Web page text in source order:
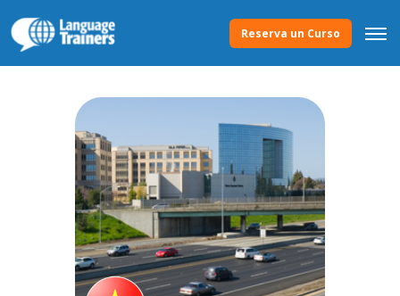
Reserva un Curso